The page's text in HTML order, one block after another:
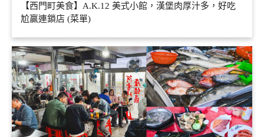
【西門町美食】A.K.12 美式小館，漢堡肉厚汁多，好吃
尬贏連鎖店 (菜單)